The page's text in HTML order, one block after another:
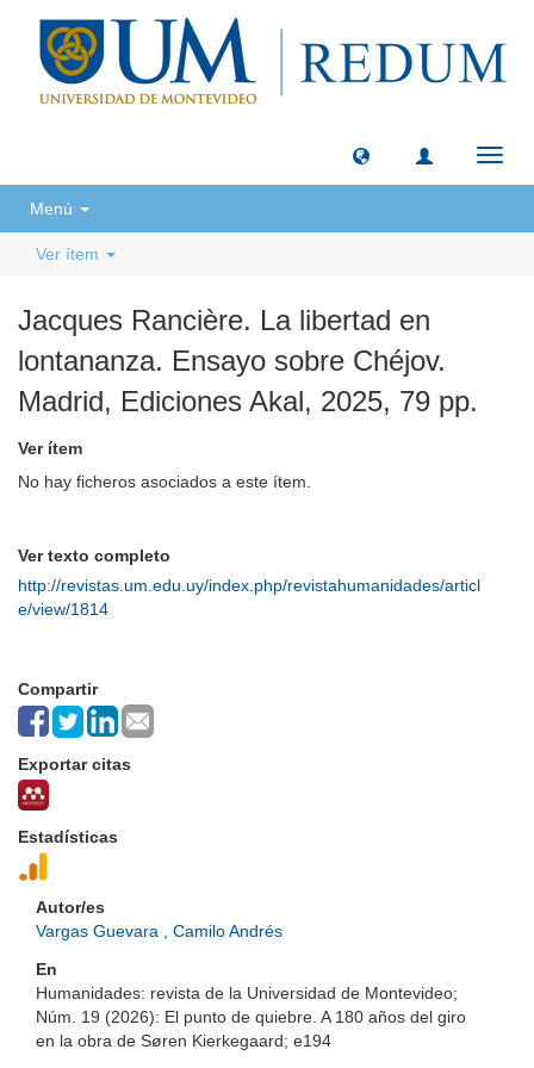
Menú
Ver ítem
Jacques Rancière. La libertad en
lontananza. Ensayo sobre Chéjov.
Madrid, Ediciones Akal, 2025, 79 pp.
Ver ítem
No hay ficheros asociados a este ítem.
Ver texto completo
http://revistas.um.edu.uy/index.php/revistahumanidades/articl
e/view/1814
Compartir
Exportar citas
Estadísticas
Autor/es
Vargas Guevara , Camilo Andrés
En
Humanidades: revista de la Universidad de Montevideo;
Núm. 19 (2026): El punto de quiebre. A 180 años del giro
en la obra de Søren Kierkegaard; e194